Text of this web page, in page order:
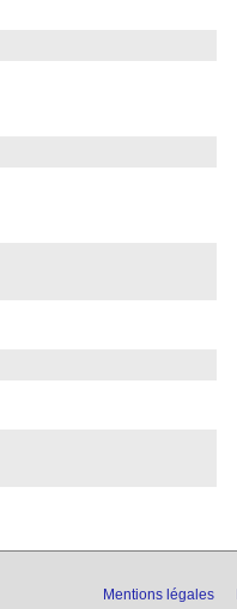
Mentions légales